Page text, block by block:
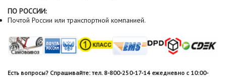
ПО РОССИИ:
Почтой России или транспортной компанией.
Есть вопросы? Спрашивайте: тел. 8-800-250-17-14 ежедневно с 10:00-